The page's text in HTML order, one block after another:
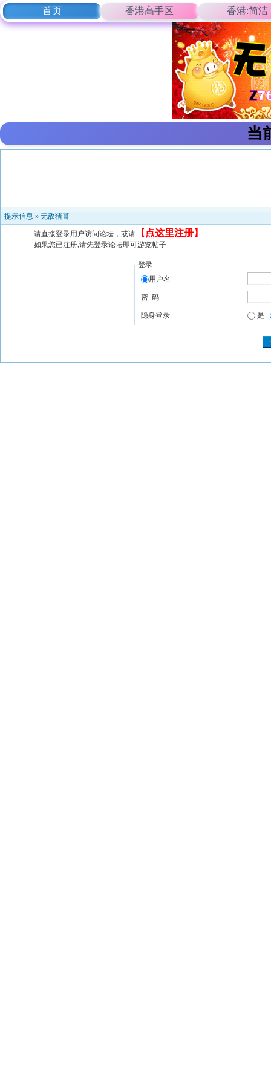
首页 香港高手区 香港:简洁
当
提示信息 » 无敌猪哥
请直接登录用户访问论坛，或请 【 点这里注册】
如果您已注册,请先登录论坛即可游览帖子
登录
用户名
密 码
隐身登录 是